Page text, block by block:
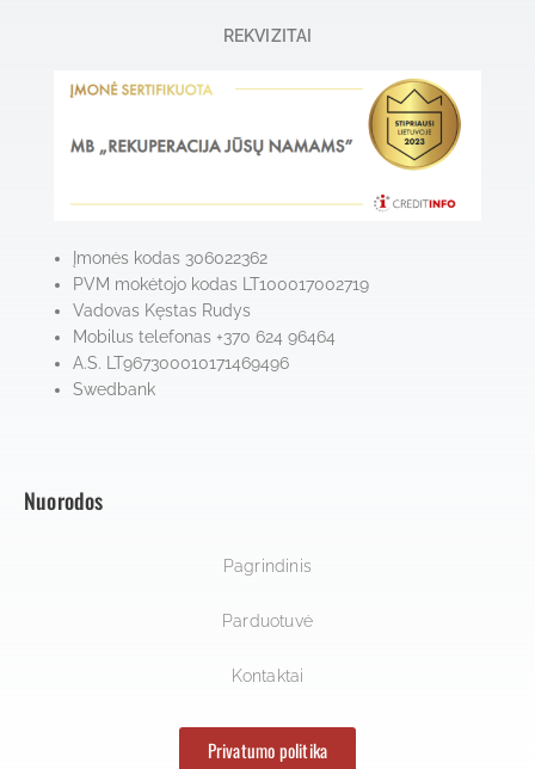
REKVIZITAI
Įmonės kodas 306022362
PVM mokėtojo kodas LT100017002719
Vadovas Kęstas Rudys
Mobilus telefonas +370 624 96464
A.S. LT967300010171469496
Swedbank
Nuorodos
Pagrindinis
Parduotuvė
Kontaktai
Privatumo politika